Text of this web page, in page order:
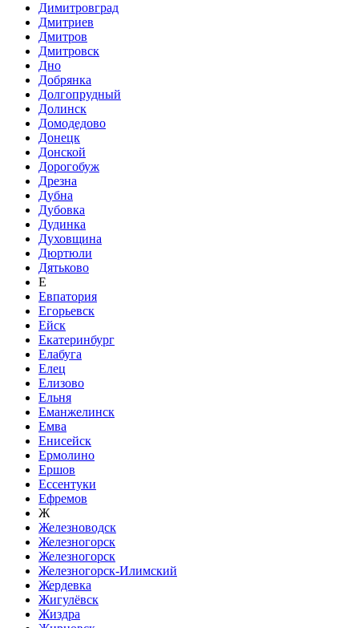
Димитровград
Дмитриев
Дмитров
Дмитровск
Дно
Добрянка
Долгопрудный
Долинск
Домодедово
Донецк
Донской
Дорогобуж
Дрезна
Дубна
Дубовка
Дудинка
Духовщина
Дюртюли
Дятьково
Е
Евпатория
Егорьевск
Ейск
Екатеринбург
Елабуга
Елец
Елизово
Ельня
Еманжелинск
Емва
Енисейск
Ермолино
Ершов
Ессентуки
Ефремов
Ж
Железноводск
Железногорск
Железногорск
Железногорск-Илимский
Жердевка
Жигулёвск
Жиздра